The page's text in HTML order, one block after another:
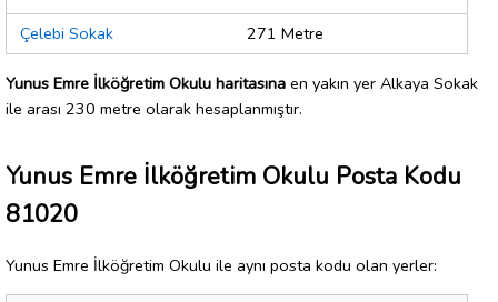
Çelebi Sokak
271 Metre
Yunus Emre İlköğretim Okulu haritasına en yakın yer Alkaya Sokak
ile arası 230 metre olarak hesaplanmıştır.
Yunus Emre İlköğretim Okulu Posta Kodu
81020
Yunus Emre İlköğretim Okulu ile aynı posta kodu olan yerler: